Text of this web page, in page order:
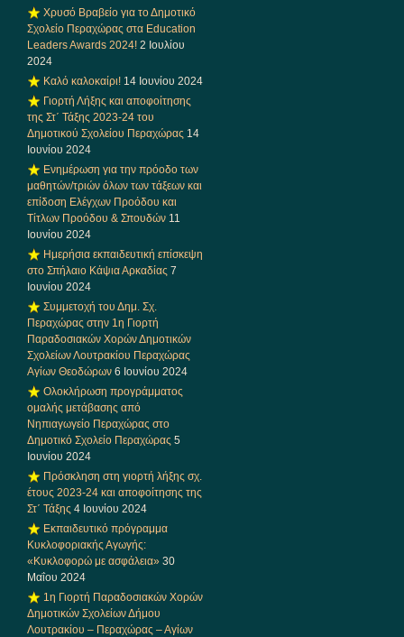
Χρυσό Βραβείο για το Δημοτικό
Σχολείο Περαχώρας στα Education
Leaders Awards 2024! 2 Ιουλίου
2024
Καλό καλοκαίρι! 14 Ιουνίου 2024
Γιορτή Λήξης και αποφοίτησης
της Στ΄ Τάξης 2023-24 του
Δημοτικού Σχολείου Περαχώρας 14
Ιουνίου 2024
Ενημέρωση για την πρόοδο των
μαθητών/τριών όλων των τάξεων και
επίδοση Ελέγχων Προόδου και
Τίτλων Προόδου & Σπουδών 11
Ιουνίου 2024
Ημερήσια εκπαιδευτική επίσκεψη
στο Σπήλαιο Κάψια Αρκαδίας 7
Ιουνίου 2024
Συμμετοχή του Δημ. Σχ.
Περαχώρας στην 1η Γιορτή
Παραδοσιακών Χορών Δημοτικών
Σχολείων Λουτρακίου Περαχώρας
Αγίων Θεοδώρων 6 Ιουνίου 2024
Ολοκλήρωση προγράμματος
ομαλής μετάβασης από
Νηπιαγωγείο Περαχώρας στο
Δημοτικό Σχολείο Περαχώρας 5
Ιουνίου 2024
Πρόσκληση στη γιορτή λήξης σχ.
έτους 2023-24 και αποφοίτησης της
Στ΄ Τάξης 4 Ιουνίου 2024
Εκπαιδευτικό πρόγραμμα
Κυκλοφοριακής Αγωγής:
«Κυκλοφορώ με ασφάλεια» 30
Μαΐου 2024
1η Γιορτή Παραδοσιακών Χορών
Δημοτικών Σχολείων Δήμου
Λουτρακίου – Περαχώρας – Αγίων